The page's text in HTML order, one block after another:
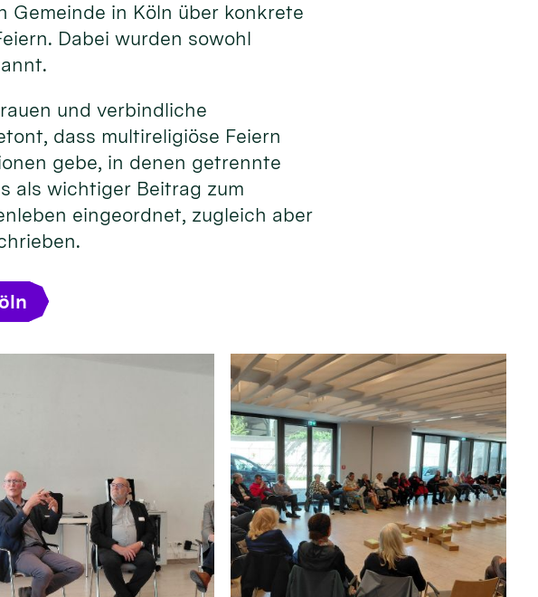
Gemeinde in Köln über konkrete
Dabei wurden sowohl
und verbindliche
dass multireligiöse Feiern
gebe, in denen getrennte
als wichtiger Beitrag zum
eingeordnet, zugleich aber